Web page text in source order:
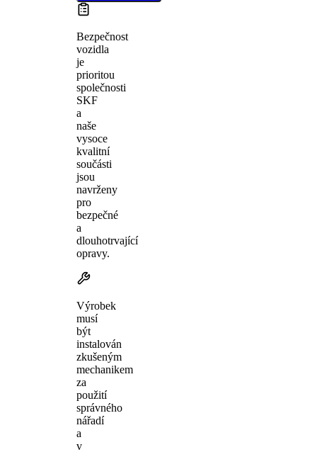
Bezpečnost
vozidla
je
prioritou
společnosti
SKF
a
naše
vysoce
kvalitní
součásti
jsou
navrženy
pro
bezpečné
a
dlouhotrvající
opravy.
Výrobek
musí
být
instalován
zkušeným
mechanikem
za
použití
správného
nářadí
a
v